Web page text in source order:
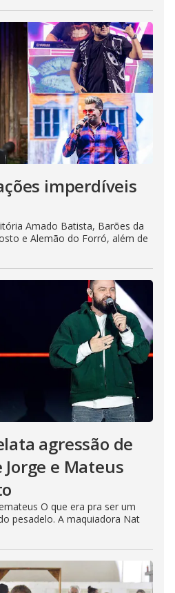
imperdíveis
Amado Batista, Barões da
e Alemão do Forró, além de
agressão de
e Mateus
O que era pra ser um
pesadelo. A maquiadora Nat